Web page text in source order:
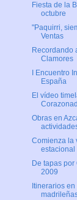
Fiesta de la
octubre
"Paquirri,
Ventas
Recordando
Clamores
I Encuentro
España
El vídeo
Obras en
Comienza la
estacional
De tapas por
2009
Itinerarios